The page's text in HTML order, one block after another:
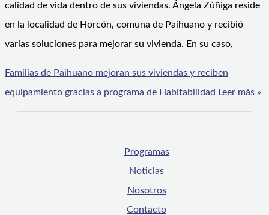
calidad de vida dentro de sus viviendas. Ángela Zúñiga reside
en la localidad de Horcón, comuna de Paihuano y recibió
varias soluciones para mejorar su vivienda. En su caso,
Familias de Paihuano mejoran sus viviendas y reciben
equipamiento gracias a programa de Habitabilidad Leer más »
Programas
Noticias
Nosotros
Contacto